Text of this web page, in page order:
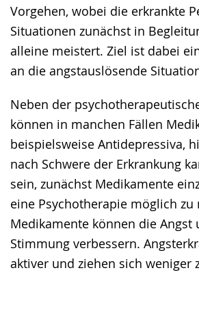
Vorgehen, wobei die erkrankte
Situationen zunächst in
alleine meistert. Ziel ist dabei
an die angstauslösende
Neben der
können in manchen Fällen
beispielsweise Antidepressiva,
nach Schwere der Erkrankung
sein, zunächst Medikamente
eine Psychotherapie möglich zu
Medikamente können die Angst
Stimmung verbessern.
aktiver und ziehen sich weniger